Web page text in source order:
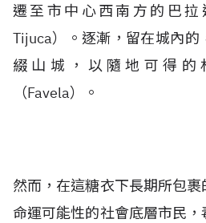
遷至市中心西南方的巴拉
Tijuca）。逐漸，留在城內的
綴山城，以隨地可得的
（Favela）。
然而，在這糖衣下長期所包
命運可能性的社會底層市民